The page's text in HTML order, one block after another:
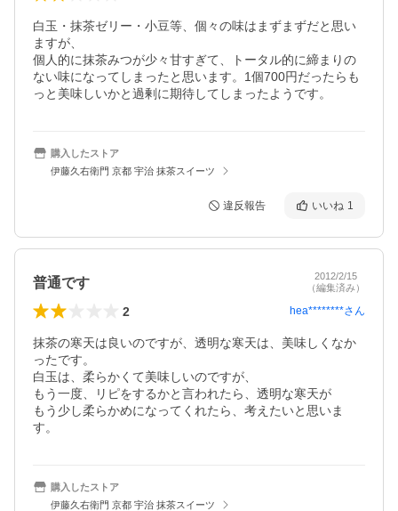
白玉・抹茶ゼリー・小豆等、個々の味はまずまずだと思い
ますが、
個人的に抹茶みつが少々甘すぎて、トータル的に締まりの
ない味になってしまったと思います。1個700円だったらも
っと美味しいかと過剰に期待してしまったようです。
購入したストア
伊藤久右衛門 京都 宇治 抹茶スイーツ
違反報告 いいね 1
普通です
2012/2/15
（編集済み）
2 hea********さん
抹茶の寒天は良いのですが、透明な寒天は、美味しくなか
ったです。
白玉は、柔らかくて美味しいのですが、
もう一度、リピをするかと言われたら、透明な寒天が
もう少し柔らかめになってくれたら、考えたいと思いま
す。
購入したストア
伊藤久右衛門 京都 宇治 抹茶スイーツ